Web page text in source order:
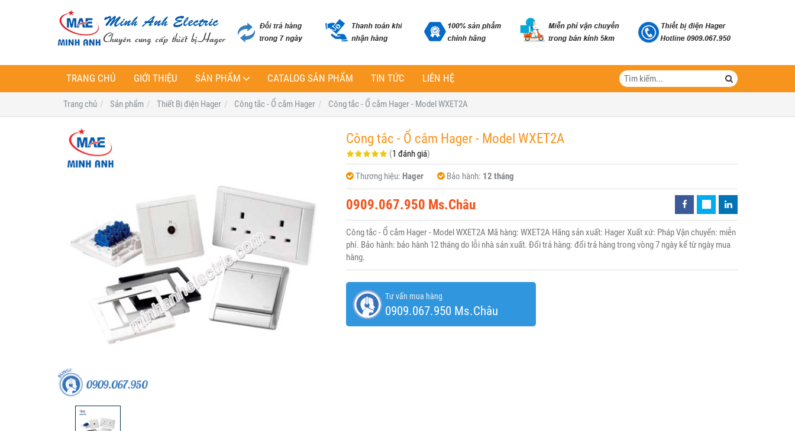
TRANG CHỦ GIỚI THIỆU SẢN PHẨM CATALOG SẢN PHẨM TIN TỨC LIÊN HỆ
Trang chủ Sản phẩm Thiết Bị điện Hager Công tắc - Ổ cắm Hager Công tắc - Ổ cắm Hager - Model WXET2A
Công tắc - Ổ cắm Hager - Model WXET2A
(1 đánh giá)
Thương hiệu: Hager Bảo hành: 12 tháng
0909.067.950 Ms.Châu
Công tắc - Ổ cắm Hager - Model WXET2A Mã hàng: WXET2A Hãng sản xuất: Hager Xuất xứ: Pháp Vận chuyển: miễn
phí. Bảo hành: bảo hành 12 tháng do lỗi nhà sản xuất. Đổi trả hàng: đổi trả hàng trong vòng 7 ngày kể từ ngày mua
hàng.
Tư vấn mua hàng
0909.067.950 Ms.Châu